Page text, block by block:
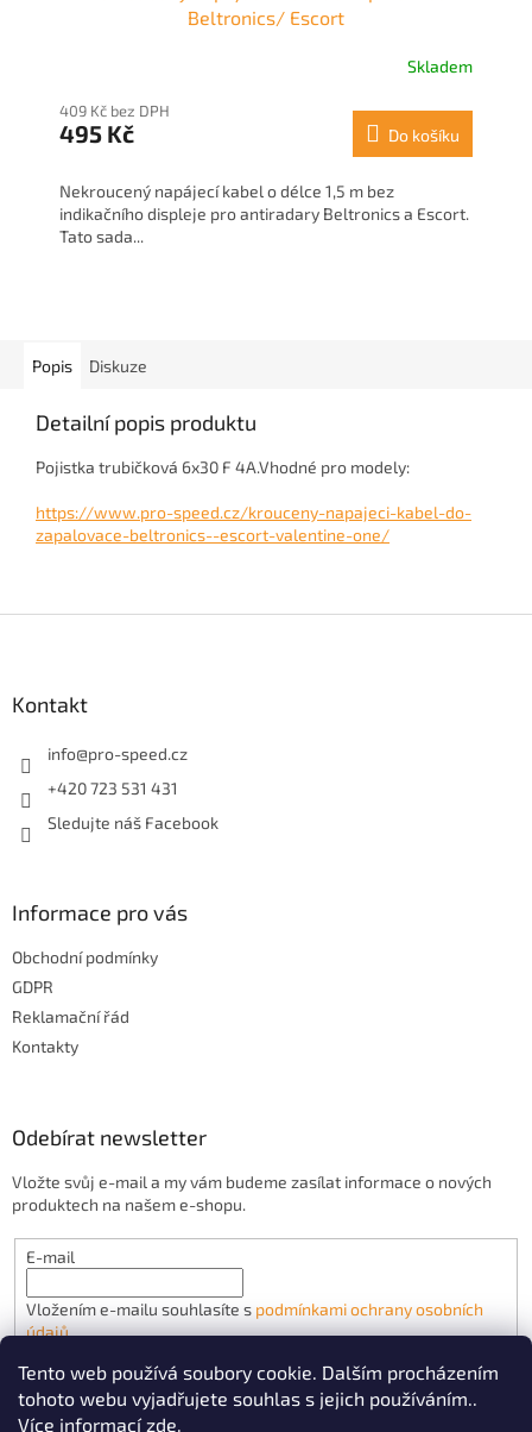
Tento web používá soubory cookie. Dalším procházením
tohoto webu vyjadřujete souhlas s jejich používáním..
Více informacízde.
Beltronics/ Escort
Skladem
409 Kč bez DPH
495 Kč Do košíku
Nekroucený napájecí kabel o délce 1,5 m bez
indikačního displeje pro antiradary Beltronics a Escort.
Tato sada...
Popis Diskuze
Detailní popis produktu
Pojistka trubičková 6x30 F 4A.Vhodné pro modely:
https://www.pro-speed.cz/krouceny-napajeci-kabel-do-
zapalovace-beltronics--escort-valentine-one/
Kontakt
info@pro-speed.cz
+420 723 531 431
Sledujte náš Facebook
Informace pro vás
Obchodní podmínky
GDPR
Reklamační řád
Kontakty
Odebírat newsletter
Vložte svůj e-mail a my vám budeme zasílat informace o nových
produktech na našem e-shopu.
E-mail
Vložením e-mailu souhlasíte s podmínkami ochrany osobních
údajů
PŘIHLÁSIT SE